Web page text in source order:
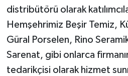
distribütörü olarak
Hemşehrimiz Beşir Temiz,
Güral Porselen, Rino
Sarenat, gibi onlarca
tedarikçisi olarak hizmet